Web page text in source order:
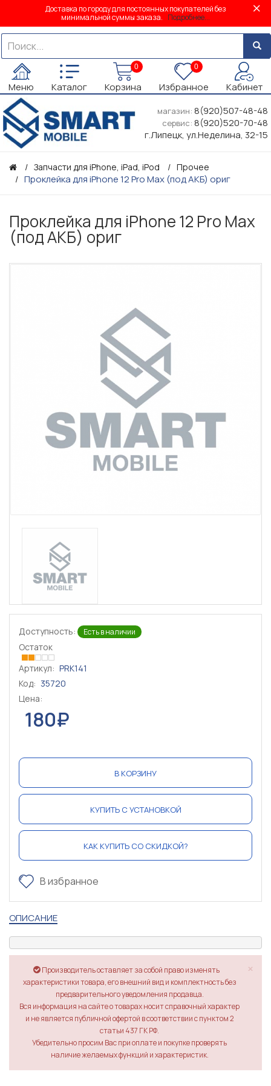
Доставка по городу для постоянных покупателей без
минимальной суммы заказа. Подробнее...
Меню Каталог
0
Корзина
0
Избранное Кабинет
магазин: 8(920)507-48-48
сервис: 8(920)520-70-48
г.Липецк, ул.Неделина, 32-15
Запчасти для iPhone, iPad, iPod Прочее
Проклейка для iPhone 12 Pro Max (под АКБ) ориг
Проклейка для iPhone 12 Pro Max
(под АКБ) ориг
Доступность: Есть в наличии
Остаток
Артикул: PRK141
Код: 35720
Цена:
180₽
В КОРЗИНУ
КУПИТЬ С УСТАНОВКОЙ
КАК КУПИТЬ СО СКИДКОЙ?
В избранное
ОПИСАНИЕ
×
Производитель оставляет за собой право изменять
характеристики товара, его внешний вид и комплектность без
предварительного уведомления продавца.
Вся информация на сайте о товарах носит справочный характер
и не является публичной офертой в соответствии с пунктом 2
статьи 437 ГК РФ.
Убедительно просим Вас при оплате и покупке проверять
наличие желаемых функций и характеристик.